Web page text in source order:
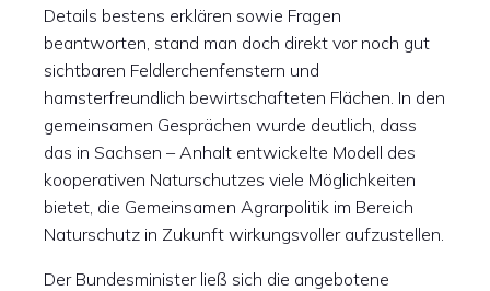
Details bestens erklären sowie Fragen
beantworten, stand man doch direkt vor noch gut
sichtbaren Feldlerchenfenstern und
hamsterfreundlich bewirtschafteten Flächen. In den
gemeinsamen Gesprächen wurde deutlich, dass
das in Sachsen – Anhalt entwickelte Modell des
kooperativen Naturschutzes viele Möglichkeiten
bietet, die Gemeinsamen Agrarpolitik im Bereich
Naturschutz in Zukunft wirkungsvoller aufzustellen.
Der Bundesminister ließ sich die angebotene